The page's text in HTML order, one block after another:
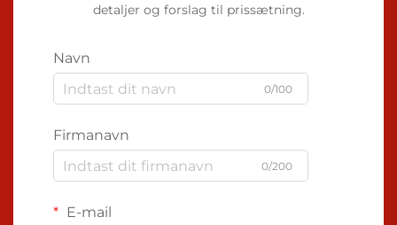
detaljer og forslag til prissætning.
Navn
0/100
Firmanavn
0/200
E-mail